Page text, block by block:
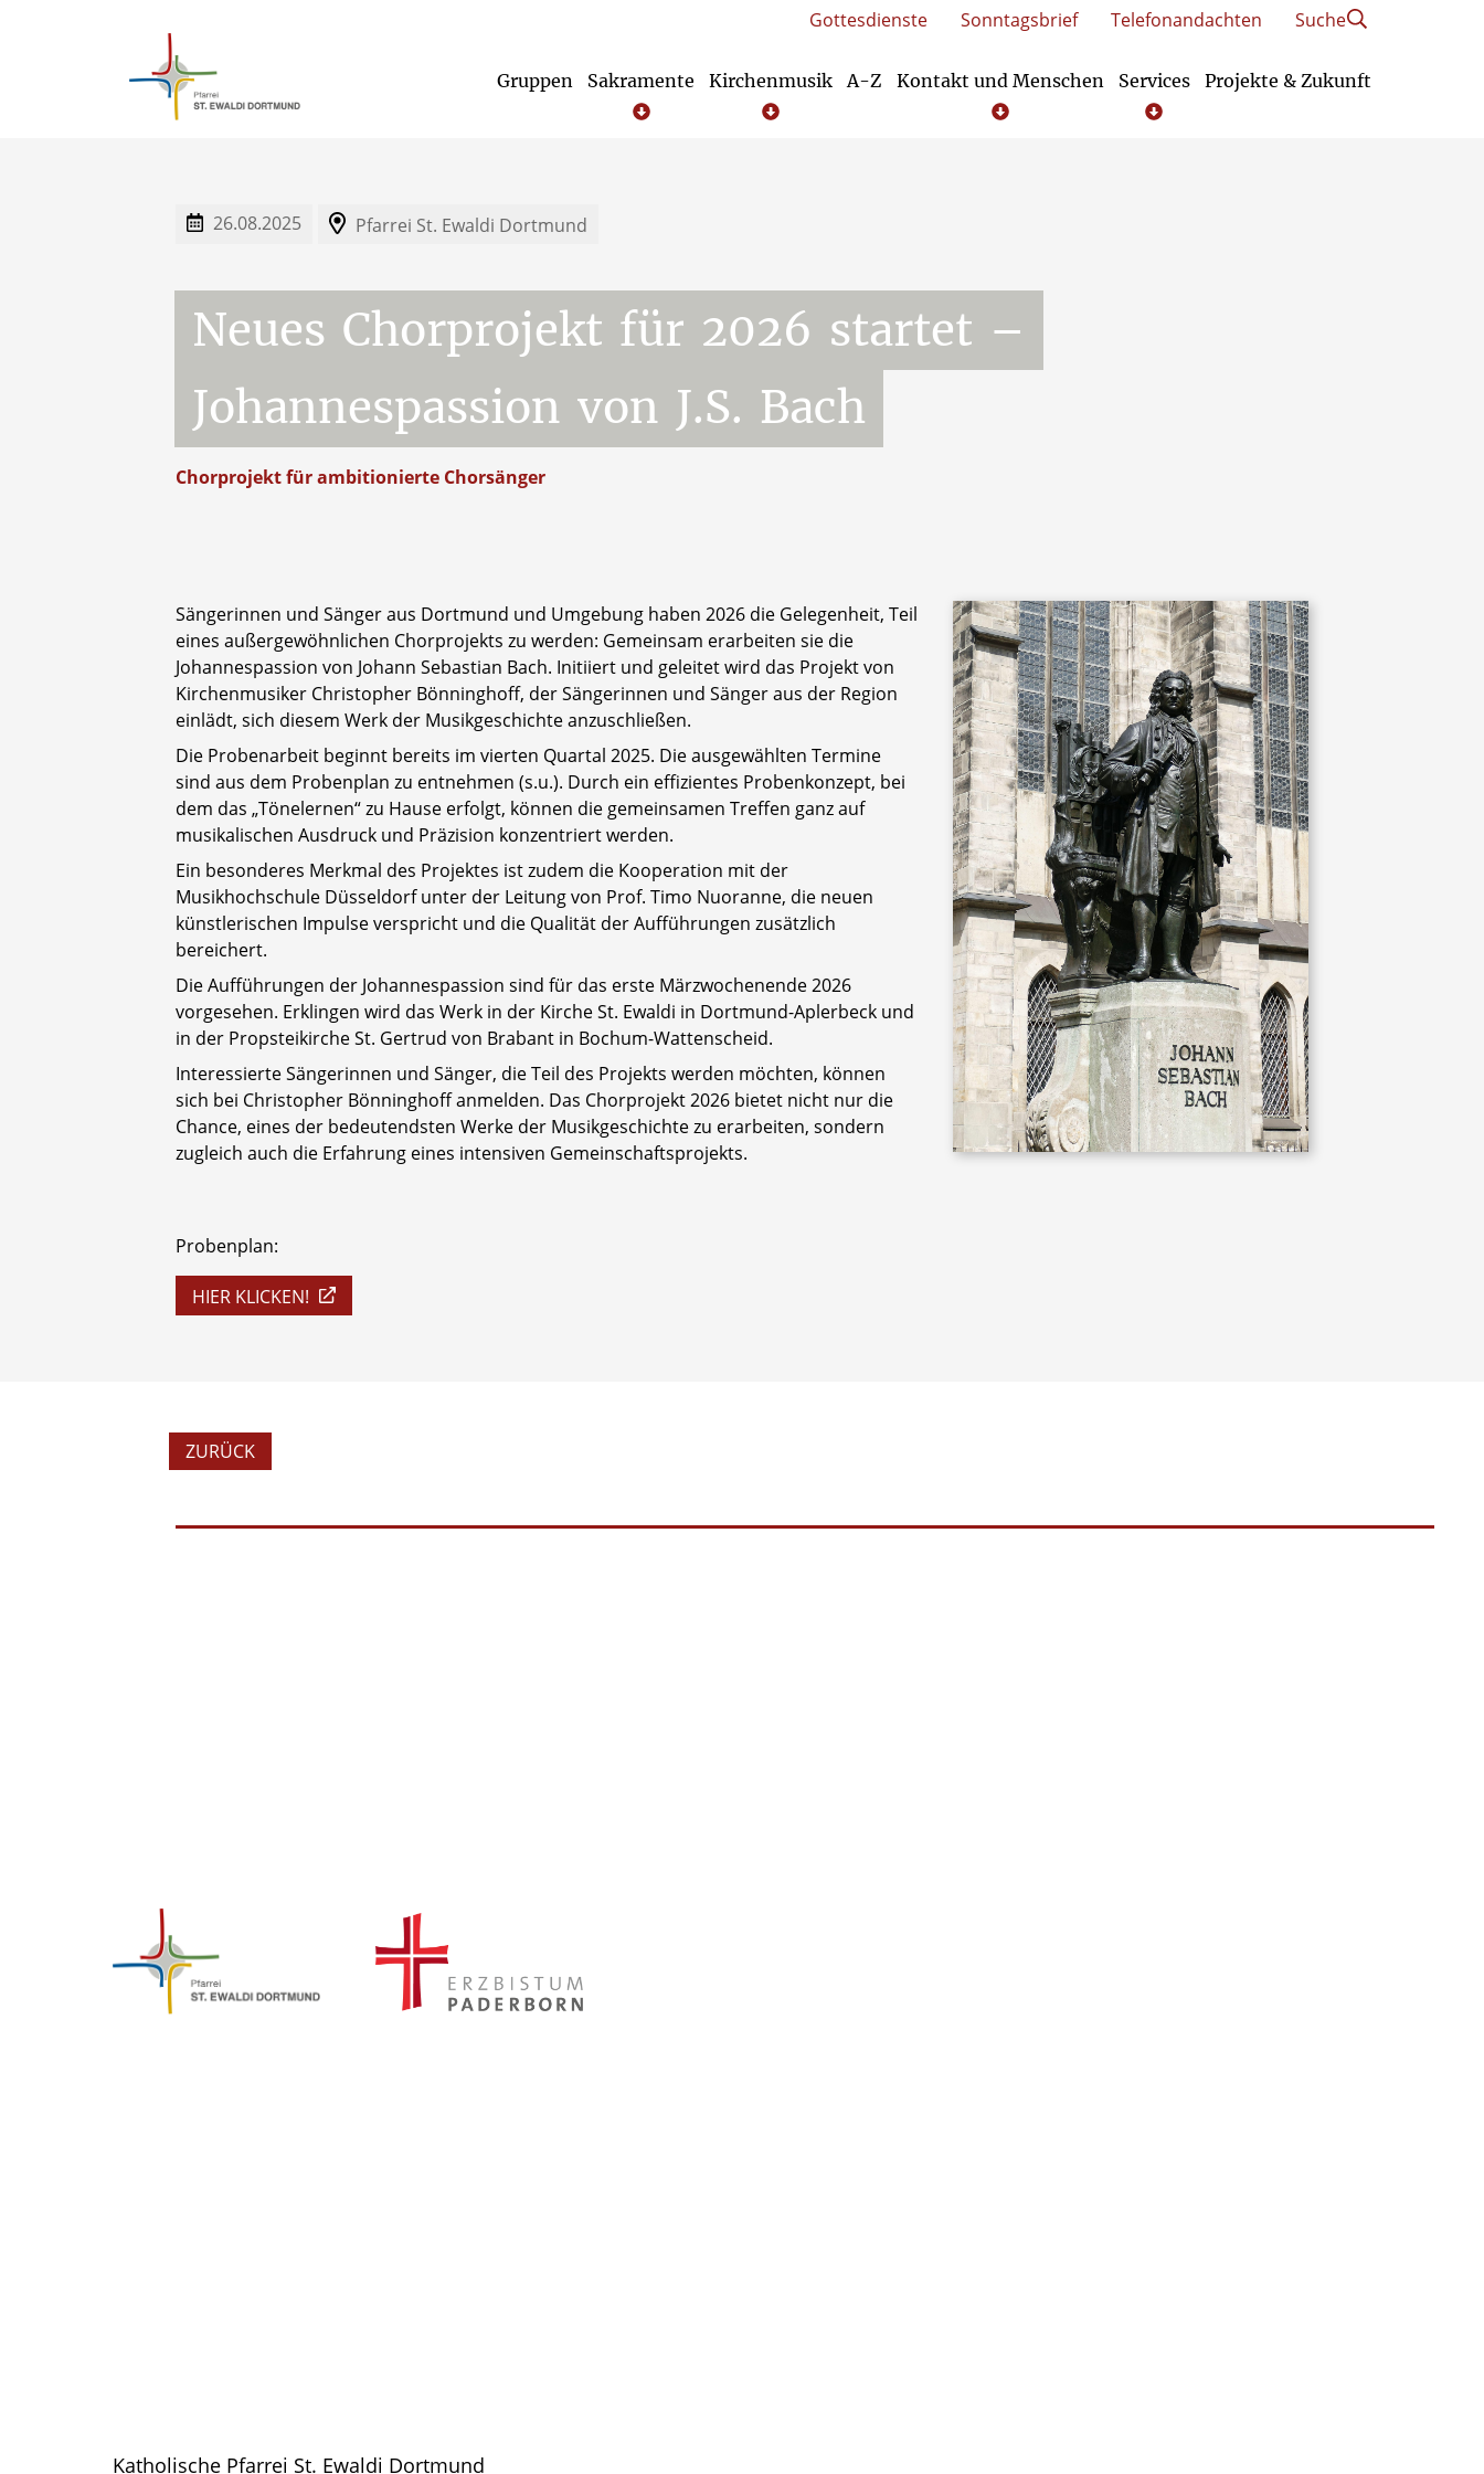
Gruppen Sakramente Kirchenmusik A-Z Kontakt und Menschen Services Projekte & Zukunft
Gottesdienste Sonntagsbrief Telefonandachten Suche
26.08.2025 Pfarrei St. Ewaldi Dortmund
Neues Chorprojekt für 2026 startet –
Johannespassion von J.S. Bach
Chorprojekt für ambitionierte Chorsänger
Sängerinnen und Sänger aus Dortmund und Umgebung haben 2026 die Gelegenheit, Teil
eines außergewöhnlichen Chorprojekts zu werden: Gemeinsam erarbeiten sie die
Johannespassion von Johann Sebastian Bach. Initiiert und geleitet wird das Projekt von
Kirchenmusiker Christopher Bönninghoff, der Sängerinnen und Sänger aus der Region
einlädt, sich diesem Werk der Musikgeschichte anzuschließen.
Die Probenarbeit beginnt bereits im vierten Quartal 2025. Die ausgewählten Termine
sind aus dem Probenplan zu entnehmen (s.u.). Durch ein effizientes Probenkonzept, bei
dem das „Tönelernen“ zu Hause erfolgt, können die gemeinsamen Treffen ganz auf
musikalischen Ausdruck und Präzision konzentriert werden.
Ein besonderes Merkmal des Projektes ist zudem die Kooperation mit der
Musikhochschule Düsseldorf unter der Leitung von Prof. Timo Nuoranne, die neuen
künstlerischen Impulse verspricht und die Qualität der Aufführungen zusätzlich
bereichert.
Die Aufführungen der Johannespassion sind für das erste Märzwochenende 2026
vorgesehen. Erklingen wird das Werk in der Kirche St. Ewaldi in Dortmund-Aplerbeck und
in der Propsteikirche St. Gertrud von Brabant in Bochum-Wattenscheid.
Interessierte Sängerinnen und Sänger, die Teil des Projekts werden möchten, können
sich bei Christopher Bönninghoff anmelden. Das Chorprojekt 2026 bietet nicht nur die
Chance, eines der bedeutendsten Werke der Musikgeschichte zu erarbeiten, sondern
zugleich auch die Erfahrung eines intensiven Gemeinschaftsprojekts.
Probenplan:
HIER KLICKEN!
ZURÜCK
Katholische Pfarrei St. Ewaldi Dortmund